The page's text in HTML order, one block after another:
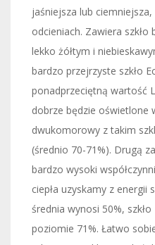
jaśniejsza lub
odcieniach. Zawiera
lekko żółtym i
bardzo przejrzyste szkło
ponadprzeciętną wartość
dobrze będzie oświetlone
dwukomorowy z takim
(średnio 70-71%). Drugą
bardzo wysoki
ciepła uzyskamy z energii
średnia wynosi 50%,
poziomie 71%. Łatwo